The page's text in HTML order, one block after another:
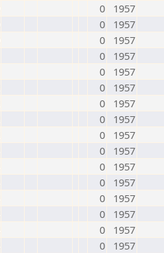
0
1957
0
1957
0
1957
0
1957
0
1957
0
1957
0
1957
0
1957
0
1957
0
1957
0
1957
0
1957
0
1957
0
1957
0
1957
0
1957